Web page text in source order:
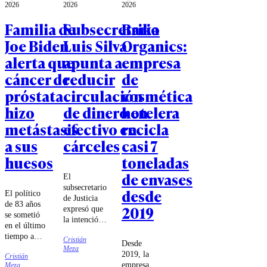
2026
Familia de
Joe Biden
alerta que
cáncer de
próstata
hizo
metástasis
a sus
huesos
El político
de 83 años
se sometió
en el último
tiempo a
contra el
Cristián
2026
Subsecretario
Luis Silva
apunta a
reducir
circulación
de dinero en
efectivo en
cárceles
El
subsecretario
de Justicia
expresó que
la intención
es elevar a
rango
Cristián
Meza
2026
Brika
Organics:
empresa
de
cosmética
hotelera
recicla
casi 7
toneladas
de envases
desde
2019
Desde
2019, la
empresa